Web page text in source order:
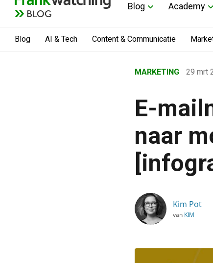
BLOG
Blog Academy
Blog AI & Tech Content & Communicatie
›
›
E-mailmarketing: het
MARKETING 29 mrt
E-
naar
Kim Pot
van KIM